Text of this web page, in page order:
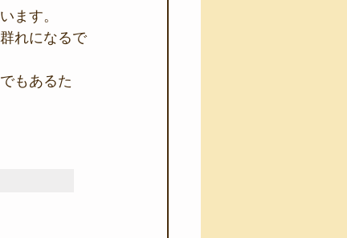
ます。
れになるで
もあるた